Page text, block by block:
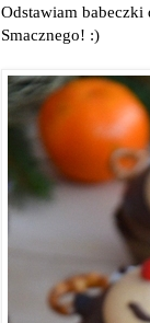
Odstawiam babeczki
Smacznego! :)